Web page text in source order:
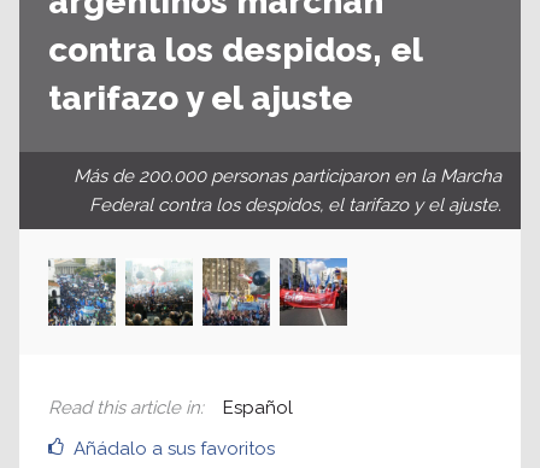
contra los despidos, el
tarifazo y el ajuste
Más de 200.000 personas participaron en la Marcha
Federal contra los despidos, el tarifazo y el ajuste.
Añádalo a sus favoritos
Read this article in: Español